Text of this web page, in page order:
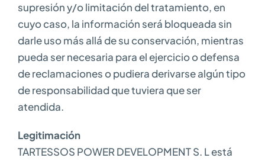
supresión y/o limitación del tratamiento, en
cuyo caso, la información será bloqueada sin
darle uso más allá de su conservación, mientras
pueda ser necesaria para el ejercicio o defensa
de reclamaciones o pudiera derivarse algún tipo
de responsabilidad que tuviera que ser
atendida.
Legitimación
TARTESSOS POWER DEVELOPMENT S. L está